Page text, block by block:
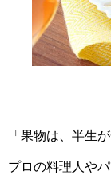
「果物は、半生
プロの料理人や